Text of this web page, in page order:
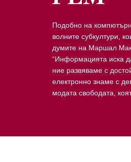
Подобно на
волните субкултури,
думите на Маршал
“Информацията иска
ние развяваме с
електронно знаме с
модата свободата,